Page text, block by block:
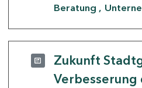
Beratung
Zukunft
Verbesserung